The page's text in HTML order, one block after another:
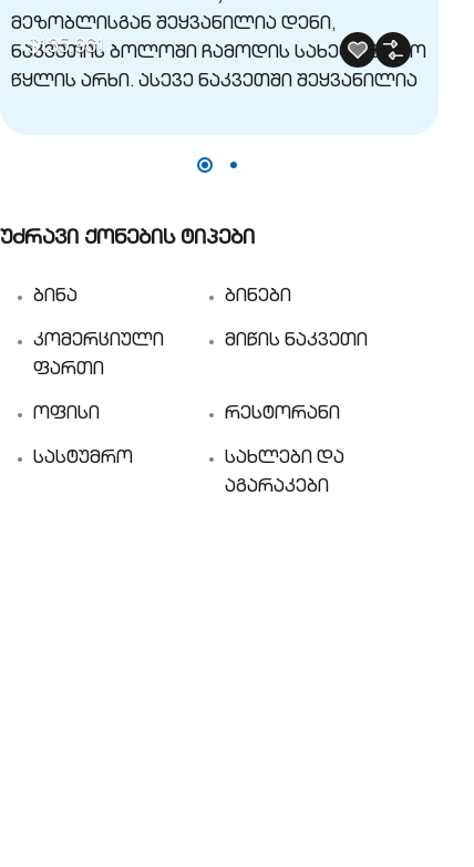
$135,961
უძრავი ქონების ტიპები
ბინა ბინები
კომერციული
ფართი
მიწის ნაკვეთი
ოფისი რესტორანი
სასტუმრო
სახლები და
აგარაკები